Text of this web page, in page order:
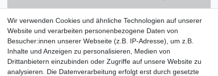
Kostenloser Versand innerhalb Deutschlands
14 Tage Rückgaberecht
Wir verwenden Cookies und ähnliche Technologien auf unserer
Website und verarbeiten personenbezogene Daten von
Besucher:innen unserer Webseite (z.B. IP-Adresse), um z.B.
Inhalte und Anzeigen zu personalisieren, Medien von
Drittanbietern einzubinden oder Zugriffe auf unsere Website zu
analysieren. Die Datenverarbeitung erfolgt erst durch gesetzte